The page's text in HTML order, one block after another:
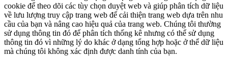
cookie để theo dõi các tùy chọn duyệt web và giúp phân tích dữ liệu
về lưu lượng truy cập trang web để cải thiện trang web dựa trên nhu
cầu của bạn và nâng cao hiệu quả của trang web. Chúng tôi thường
sử dụng thông tin đó để phân tích thống kê nhưng có thể sử dụng
thông tin đó vì những lý do khác ở dạng tổng hợp hoặc ở thể dữ liệu
mà chúng tôi không xác định được danh tính của bạn.